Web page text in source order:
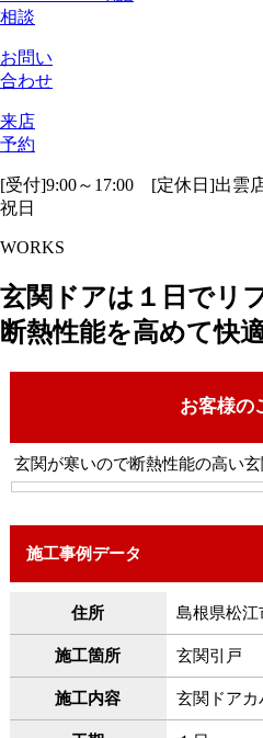
相談
お問い
合わせ
来店
予約
[受付]9:00～17:00 [定休日]出雲
祝日
WORKS
玄関ドアは１日でリ
断熱性能を高めて快
お客様の
玄関が寒いので断熱性能の高い玄
施工事例データ
住所 島根県松江
施工箇所 玄関引戸
施工内容 玄関ドアカ